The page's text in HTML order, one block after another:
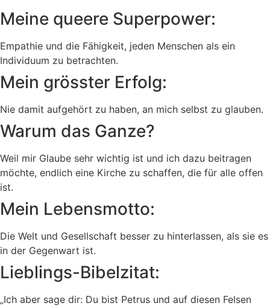
Meine queere Superpower:
Empathie und die Fähigkeit, jeden Menschen als ein
Individuum zu betrachten.
Mein grösster Erfolg:
Nie damit aufgehört zu haben, an mich selbst zu glauben.
Warum das Ganze?
Weil mir Glaube sehr wichtig ist und ich dazu beitragen
möchte, endlich eine Kirche zu schaffen, die für alle offen
ist.
Mein Lebensmotto:
Die Welt und Gesellschaft besser zu hinterlassen, als sie es
in der Gegenwart ist.
Lieblings-Bibelzitat:
„Ich aber sage dir: Du bist Petrus und auf diesen Felsen